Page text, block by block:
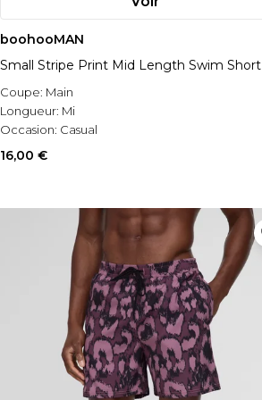
boohooMAN
Small Stripe Print Mid Length Swim Short
Coupe: Main
Longueur: Mi
Occasion: Casual
16,00 €